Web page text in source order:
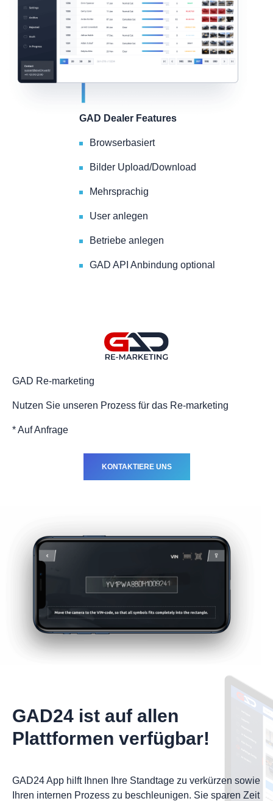
GAD Dealer Features
Browserbasiert
Bilder Upload/Download
Mehrsprachig
User anlegen
Betriebe anlegen
GAD API Anbindung optional
GAD Re-marketing
Nutzen Sie unseren Prozess für das Re-marketing
* Auf Anfrage
KONTAKTIERE UNS
GAD24 ist auf allen
Plattformen verfügbar!
GAD24 App hilft Ihnen Ihre Standtage zu verkürzen sowie
Ihren internen Prozess zu beschleunigen. Sie sparen Zeit